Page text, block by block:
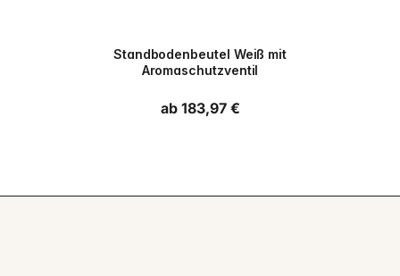
Standbodenbeutel Weiß mit
Aromaschutzventil
Normaler Preis
ab 183,97 €